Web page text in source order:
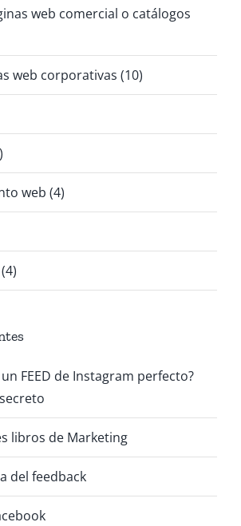
web comercial o catálogos
web corporativas (10)
web (4)
FEED de Instagram perfecto?
libros de Marketing
del feedback